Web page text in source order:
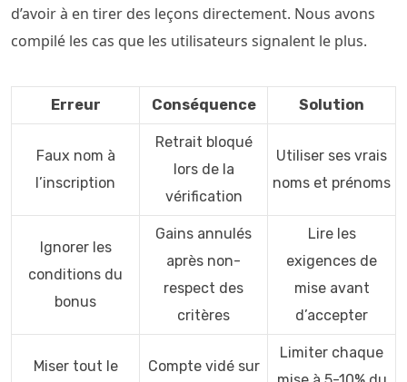
d’avoir à en tirer des leçons directement. Nous avons
compilé les cas que les utilisateurs signalent le plus.
Erreur Conséquence Solution
Faux nom à
l’inscription
Retrait bloqué
lors de la
vérification
Utiliser ses vrais
noms et prénoms
Ignorer les
conditions du
bonus
Gains annulés
après non-
respect des
critères
Lire les
exigences de
mise avant
d’accepter
Miser tout le
Compte vidé sur
Limiter chaque